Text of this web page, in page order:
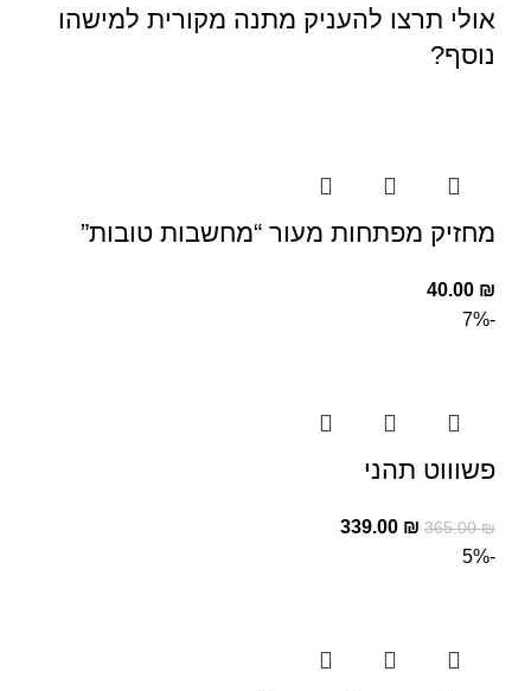
אולי תרצו להעניק מתנה מקורית למישהו
נוסף?
מחזיק מפתחות מעור “מחשבות טובות”
40.00 ₪
-7%
פשוווט תהני
365.00₪
339.00 ₪
-5%